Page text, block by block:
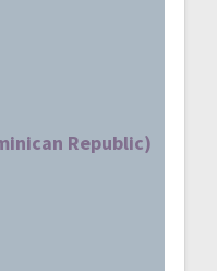
Republic)